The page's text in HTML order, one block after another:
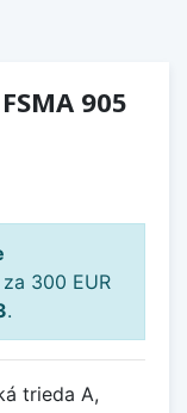
905
300 EUR
.
trieda A,